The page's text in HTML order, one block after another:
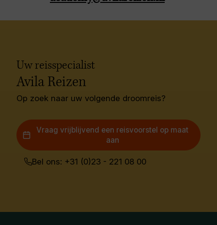
Uw reisspecialist
Avila Reizen
Op zoek naar uw volgende droomreis?
Vraag vrijblijvend een reisvoorstel op maat
aan
Bel ons: +31 (0)23 - 221 08 00